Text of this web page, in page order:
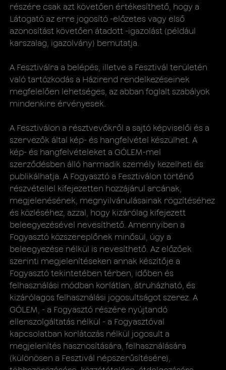
részére csak azt követően értékesíthető, hogy a
Látogató az erre jogosító -előzetes vagy első
azonosítást követően átadott -igazolást (például
karszalag, igazolvány) bemutatja.
A Fesztiválra a belépés, illetve a Fesztivál területén
való tartózkodás a Házirend rendelkezéseinek
megfelelően lehetséges, az abban foglalt szabályok
mindenkire érvényesek.
A Fesztiválon a résztvevőkről a sajtó képviselői és a
szervezők által kép- és hangfelvétel készülhet. A
kép- és hangfelvételeket a GÓLEM-mel
szerződésben álló harmadik személy kezelheti és
publikálhatja. A Fogyasztó a Fesztiválon történő
részvétellel kifejezetten hozzájárul arcának,
megjelenésének, megnyilvánulásainak rögzítéséhez
és közléséhez, azzal, hogy kizárólag kifejezett
beleegyezésével nevesíthető. Amennyiben a
Fogyasztó közszereplőnek minősül, úgy a
beleegyezése nélkül is nevesíthető. Az előzőek
szerinti megjelenítéseken annak készítője a
Fogyasztó tekintetében térben, időben és
felhasználási módban korlátlan, átruházható, és
kizárólagos felhasználási jogosultságot szerez. A
GÓLEM, - a Fogyasztó részére nyújtandó
ellenszolgáltatás nélkül - a Fogyasztóval
kapcsolatban korlátozás nélkül jogosult a
megjelenítés hasznosítására, felhasználására
(különösen a Fesztivál népszerűsítésére),